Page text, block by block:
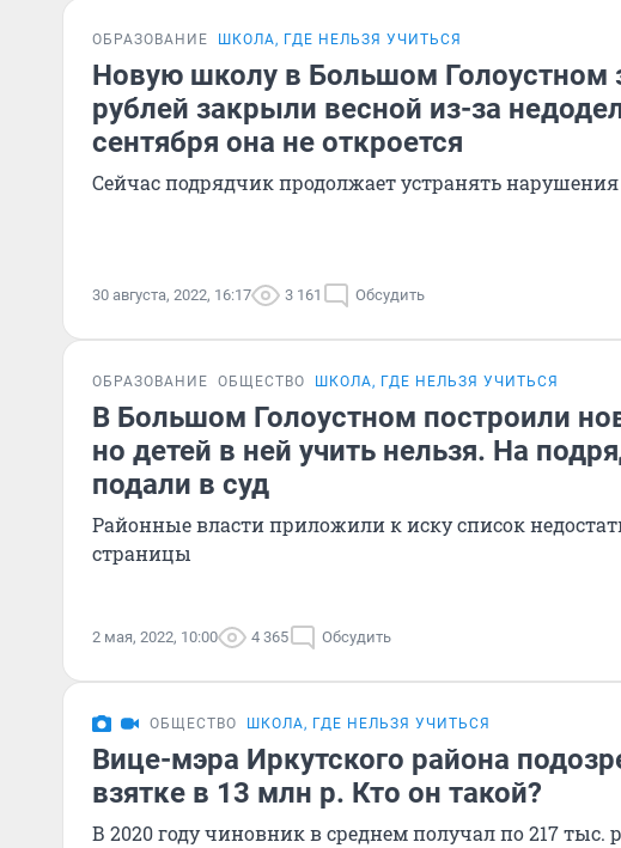
ОБРАЗОВАНИЕ ШКОЛА, ГДЕ НЕЛЬЗЯ УЧИТЬСЯ
Новую школу в Большом Голоустном
рублей закрыли весной из-за
сентября она не откроется
Сейчас подрядчик продолжает устранять нарушения
30 августа, 2022, 16:17 3 161 Обсудить
ОБРАЗОВАНИЕ ОБЩЕСТВО ШКОЛА, ГДЕ НЕЛЬЗЯ УЧИТЬСЯ
В Большом Голоустном построили
но детей в ней учить нельзя. На
подали в суд
Районные власти приложили к иску список
страницы
2 мая, 2022, 10:00 4 365 Обсудить
ОБЩЕСТВО ШКОЛА, ГДЕ НЕЛЬЗЯ УЧИТЬСЯ
Вице-мэра Иркутского района
взятке в 13 млн р. Кто он такой?
В 2020 году чиновник в среднем получал по 217 тыс.